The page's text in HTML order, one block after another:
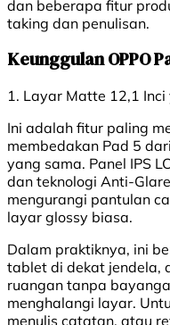
dan beberapa fitur
taking dan penulisan.
Keunggulan OPPO
1. Layar Matte 12,1
Ini adalah fitur paling
membedakan Pad 5
yang sama. Panel IPS
dan teknologi Anti-
mengurangi pantulan
layar glossy biasa.
Dalam praktiknya, ini
tablet di dekat jendela,
ruangan tanpa
menghalangi layar.
menulis catatan, atau